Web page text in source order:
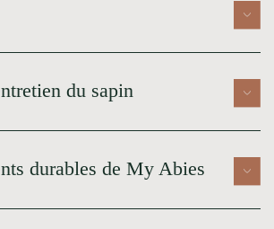
du sapin
durables de My Abies